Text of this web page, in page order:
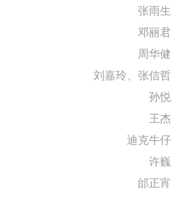
张雨生
邓丽君
周华健
刘嘉玲、张信哲
孙悦
王杰
迪克牛仔
许巍
邰正宵